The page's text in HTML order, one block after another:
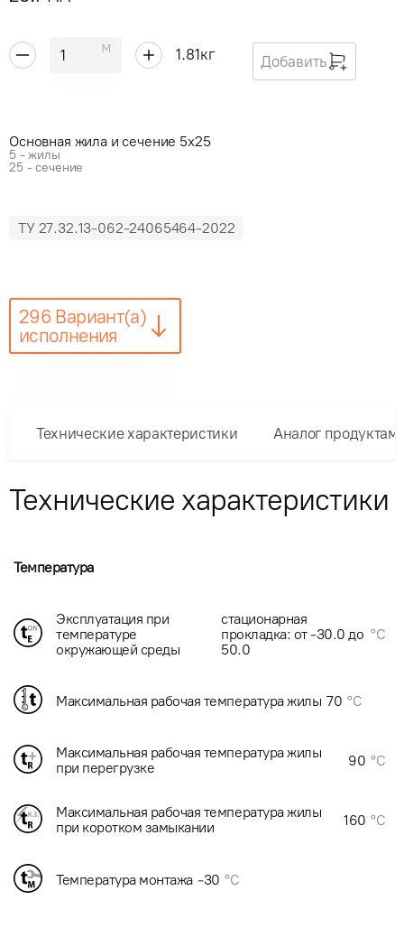
м 1.81кг Добавить
Основная жила и сечение 5x25
5 - жилы
25 - сечение
ТУ 27.32.13-062-24065464-2022
296 Вариант(а)
исполнения
Технические характеристики Аналог
Технические характеристики
Температура
Эксплуатация при
температуре
окружающей среды
стационарная
прокладка: от -30.0 до
50.0
°C
Максимальная рабочая температура жилы 70 °C
Максимальная рабочая температура жилы
при перегрузке
90 °C
Максимальная рабочая температура жилы
при коротком замыкании
160 °C
Температура монтажа -30 °C